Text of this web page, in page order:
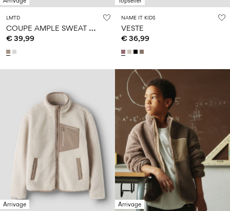
LMTD
C
OUPE AMPLE SWEAT À CAPUCHE
€ 39,99
NAME IT KIDS
VESTE
€ 36,99
Arrivage
Arrivage